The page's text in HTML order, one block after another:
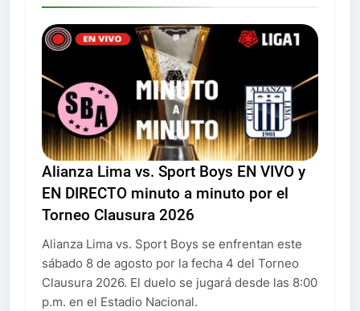
Alianza Lima vs. Sport Boys EN VIVO y
EN DIRECTO minuto a minuto por el
Torneo Clausura 2026
Alianza Lima vs. Sport Boys se enfrentan este
sábado 8 de agosto por la fecha 4 del Torneo
Clausura 2026. El duelo se jugará desde las 8:00
p.m. en el Estadio Nacional.